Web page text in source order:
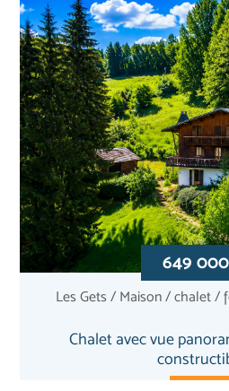
649
Les Gets / Maison / chalet /
Chalet avec vue